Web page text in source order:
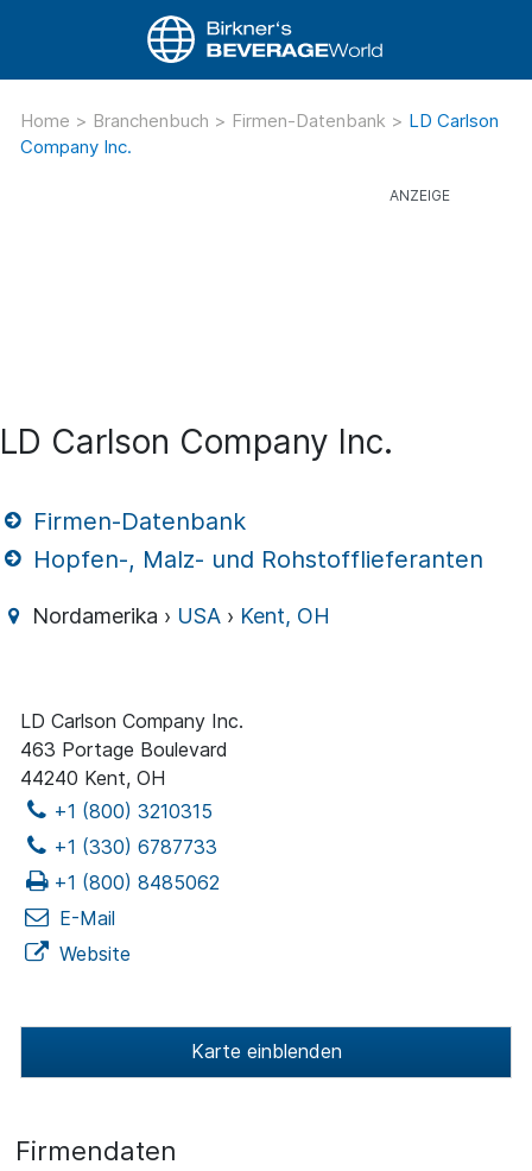
Home > Branchenbuch > Firmen-Datenbank > LD Carlson
Company Inc.
LD Carlson Company Inc.
Firmen-Datenbank
Hopfen-, Malz- und Rohstofflieferanten
Nordamerika › USA › Kent, OH
LD Carlson Company Inc.
463 Portage Boulevard
44240 Kent, OH
+1 (800) 3210315
+1 (330) 6787733
+1 (800) 8485062
E-Mail
Website
Karte einblenden
Firmendaten